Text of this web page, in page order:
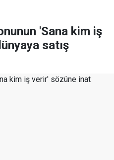
'Sana kim iş
satış